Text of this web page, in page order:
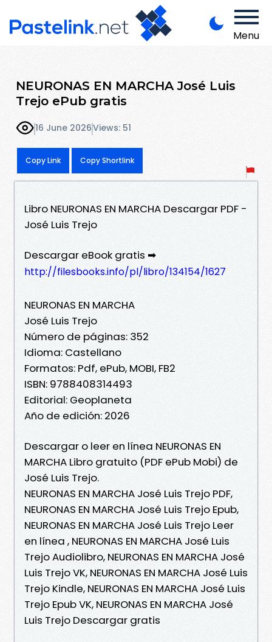
Menu
NEURONAS EN MARCHA José Luis
Trejo ePub gratis
16 June 2026Views: 51
Copy Link Copy Shortlink
Libro NEURONAS EN MARCHA Descargar PDF -
José Luis Trejo
Descargar eBook gratis ➡
http://filesbooks.info/pl/libro/134154/1627
NEURONAS EN MARCHA
José Luis Trejo
Número de páginas: 352
Idioma: Castellano
Formatos: Pdf, ePub, MOBI, FB2
ISBN: 9788408314493
Editorial: Geoplaneta
Año de edición: 2026
Descargar o leer en línea NEURONAS EN
MARCHA Libro gratuito (PDF ePub Mobi) de
José Luis Trejo.
NEURONAS EN MARCHA José Luis Trejo PDF,
NEURONAS EN MARCHA José Luis Trejo Epub,
NEURONAS EN MARCHA José Luis Trejo Leer
en línea , NEURONAS EN MARCHA José Luis
Trejo Audiolibro, NEURONAS EN MARCHA José
Luis Trejo VK, NEURONAS EN MARCHA José Luis
Trejo Kindle, NEURONAS EN MARCHA José Luis
Trejo Epub VK, NEURONAS EN MARCHA José
Luis Trejo Descargar gratis